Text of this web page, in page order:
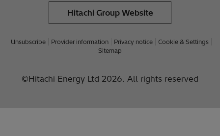
Hitachi Group Website
Unsubscribe Provider information Privacy notice
Cookie & Settings
Sitemap
©Hitachi Energy Ltd 2026. All rights reserved